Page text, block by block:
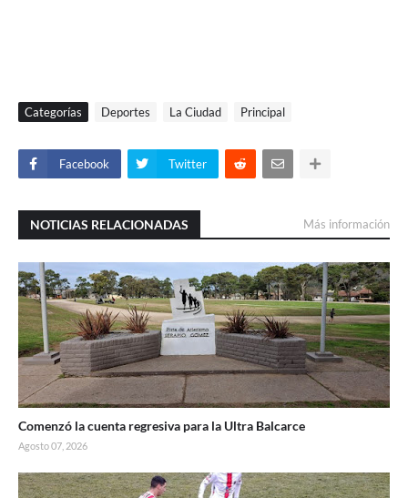
Categorías Deportes La Ciudad Principal
Facebook Twitter
NOTICIAS RELACIONADAS Más información
Comenzó la cuenta regresiva para la Ultra Balcarce
Agosto 07, 2026